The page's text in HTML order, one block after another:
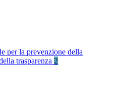
per la prevenzione della
trasparenza 2